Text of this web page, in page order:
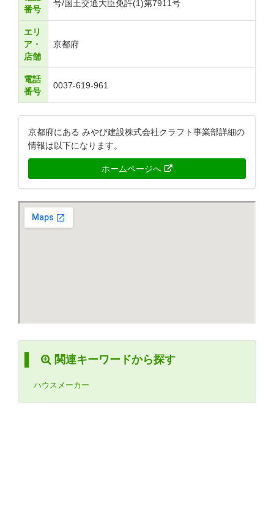
番号
号/国土交通大臣免許(1)第7911号
エリ
ア・
店舗
京都府
電話
番号
0037-619-961
京都府にある みやび建設株式会社クラフト事業部詳細の
情報は以下になります。
ホームページへ
関連キーワードから探す
ハウスメーカー